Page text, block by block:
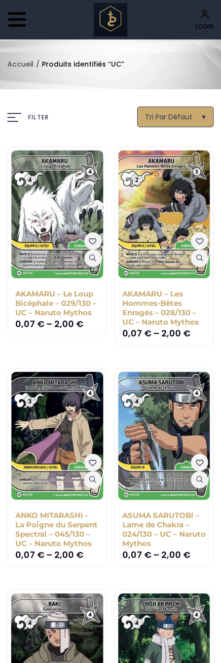
LOGIN
Accueil / Produits identifiés “UC”
FILTER Tri Par Défaut
AKAMARU – Le Loup
Bicéphale – 029/130 –
UC – Naruto Mythos
0,07 € – 2,00 €
AKAMARU – Les
Hommes-Bêtes
Enragés – 028/130 –
UC – Naruto Mythos
0,07 €– 2,00 €
ANKO MITARASHI –
La Poigne du Serpent
Spectral – 045/130 –
UC – Naruto Mythos
0,07 € – 2,00 €
ASUMA SARUTOBI –
Lame de Chakra –
024/130 – UC – Naruto
Mythos
0,07 €– 2,00 €